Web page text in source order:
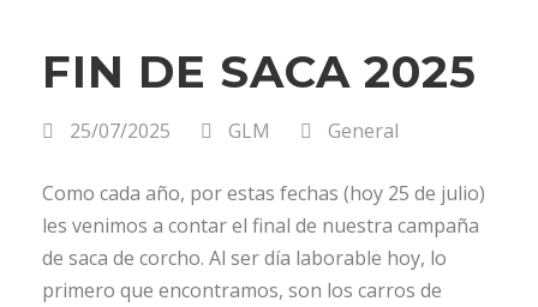
FIN DE SACA 2025
25/07/2025 GLM General
Como cada año, por estas fechas (hoy 25 de julio)
les venimos a contar el final de nuestra campaña
de saca de corcho. Al ser día laborable hoy, lo
primero que encontramos, son los carros de